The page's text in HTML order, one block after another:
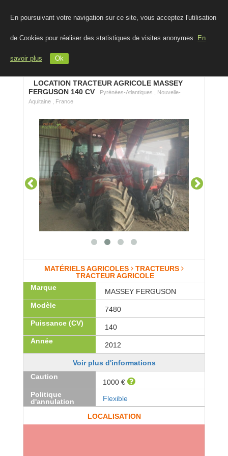
En poursuivant votre navigation sur ce site, vous acceptez l'utilisation
de Cookies pour réaliser des statistiques de visites anonymes. En
savoir plus Ok
LOCATION TRACTEUR AGRICOLE MASSEY
FERGUSON 140 CV
Pyrénées-Atlantiques , Nouvelle-
Aquitaine , France
MATÉRIELS AGRICOLES
TRACTEURS
TRACTEUR AGRICOLE
Marque
MASSEY FERGUSON
Modèle
7480
Puissance (CV)
140
Année
2012
Voir plus d'informations
Caution
1000 €
Politique
d'annulation
Flexible
LOCALISATION